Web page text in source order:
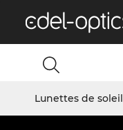
Lunettes de soleil